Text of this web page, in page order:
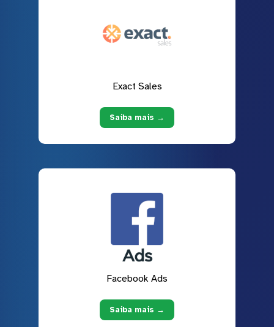
Exact Sales
Saiba mais →
Facebook Ads
Saiba mais →